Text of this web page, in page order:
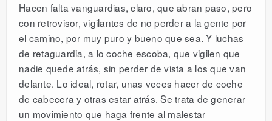
Hacen falta vanguardias, claro, que abran paso, pero
con retrovisor, vigilantes de no perder a la gente por
el camino, por muy puro y bueno que sea. Y luchas
de retaguardia, a lo coche escoba, que vigilen que
nadie quede atrás, sin perder de vista a los que van
delante. Lo ideal, rotar, unas veces hacer de coche
de cabecera y otras estar atrás. Se trata de generar
un movimiento que haga frente al malestar